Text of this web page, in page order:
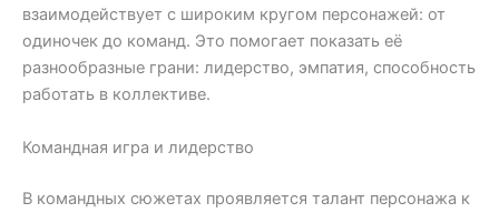
взаимодействует с широким кругом персонажей: от
одиночек до команд. Это помогает показать её
разнообразные грани: лидерство, эмпатия, способность
работать в коллективе.
Командная игра и лидерство
В командных сюжетах проявляется талант персонажа к